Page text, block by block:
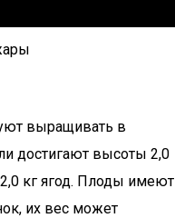
выращивать в
достигают высоты 2,0
кг ягод. Плоды имеют
их вес может